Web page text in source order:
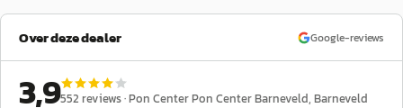
Over deze dealer Google-reviews
3,9552 reviews ·Pon Center Pon Center Barneveld, Barneveld